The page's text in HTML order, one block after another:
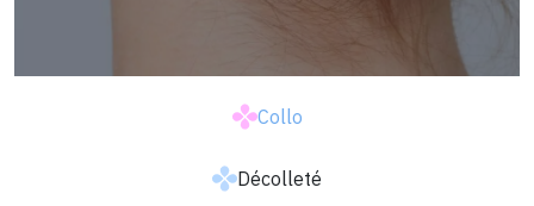
Collo
Décolleté